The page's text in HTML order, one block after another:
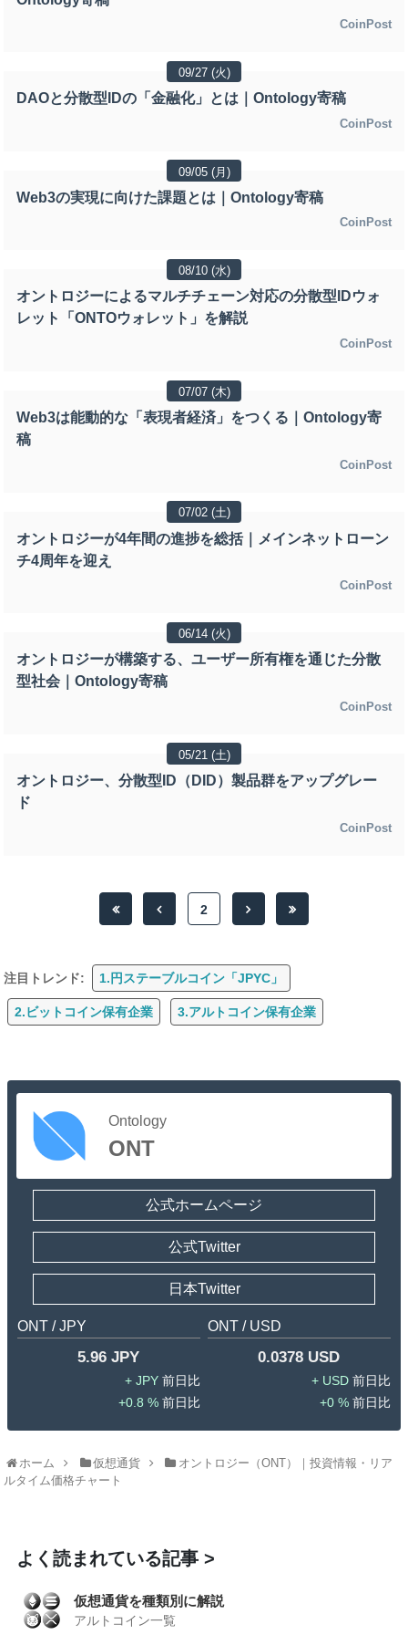
CoinPost
09/27 (火)
DAOと分散型IDの「金融化」とは｜Ontology寄稿
CoinPost
09/05 (月)
Web3の実現に向けた課題とは｜Ontology寄稿
CoinPost
08/10 (水)
オントロジーによるマルチチェーン対応の分散型IDウォ
レット「ONTOウォレット」を解説
CoinPost
07/07 (木)
Web3は能動的な「表現者経済」をつくる｜Ontology寄
稿
CoinPost
07/02 (土)
オントロジーが4年間の進捗を総括｜メインネットローン
チ4周年を迎え
CoinPost
06/14 (火)
オントロジーが構築する、ユーザー所有権を通じた分散
型社会｜Ontology寄稿
CoinPost
05/21 (土)
オントロジー、分散型ID（DID）製品群をアップグレー
ド
CoinPost
2
注目トレンド: 1.円ステーブルコイン「JPYC」
2.ビットコイン保有企業 3.アルトコイン保有企業
Ontology
ONT
公式ホームページ
公式Twitter
日本Twitter
ONT / JPY
5.96 JPY
JPY
0.8 %
ONT / USD
0.0378 USD
USD
0 %
ホーム 仮想通貨
オントロジー（ONT）｜投資情報・リア
ルタイム価格チャート
よく読まれている記事
仮想通貨を種類別に解説
アルトコイン一覧